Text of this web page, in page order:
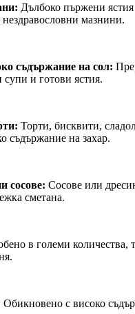
Дълбоко пържени
мазнини.
съдържание на сол:
супи и готови ястия.
Торти, бисквити,
съдържание на захар.
сосове: Сосове или
сметана.
в големи количества,
Обикновено с високо